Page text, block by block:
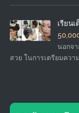
เรียน
นอกจ
สวย ในการเตรียมควา